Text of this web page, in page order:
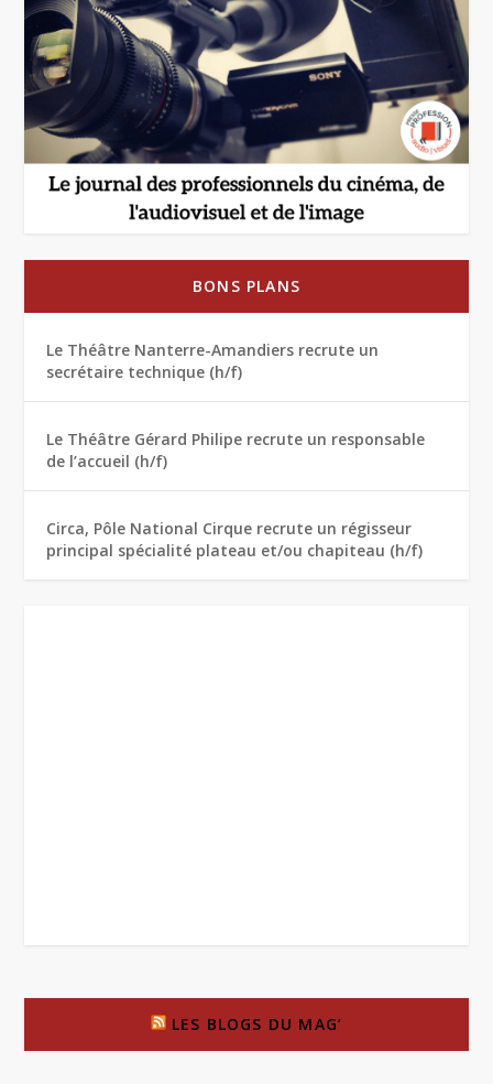
BONS PLANS
Le Théâtre Nanterre-Amandiers recrute un
secrétaire technique (h/f)
Le Théâtre Gérard Philipe recrute un responsable
de l’accueil (h/f)
Circa, Pôle National Cirque recrute un régisseur
principal spécialité plateau et/ou chapiteau (h/f)
LES BLOGS DU MAG’